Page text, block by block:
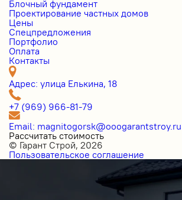
Блочный фундамент
Проектирование частных домов
Цены
Cпецпредложения
Портфолио
Оплата
Контакты
Адрес: улица Елькина, 18
+7 (969) 966-81-79
Email: magnitogorsk@ooogarantstroy.ru
Рассчитать стоимость
© Гарант Строй, 2026
Пользовательское соглашение